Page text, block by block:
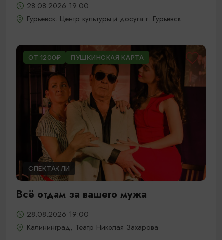
28.08.2026 19:00
Гурьевск, Центр культуры и досуга г. Гурьевск
ОТ 1200₽ ПУШКИНСКАЯ КАРТА
СПЕКТАКЛИ
Всё отдам за вашего мужа
28.08.2026 19:00
Калининград, Театр Николая Захарова